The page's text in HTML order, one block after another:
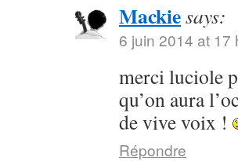
Mackiesays:
6 juin 2014 at 17
merci luciole
qu’on aura
de vive voix !
Répondre